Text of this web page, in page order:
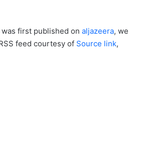
first published on aljazeera, we
feed courtesy of Source link,